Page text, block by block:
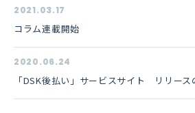
2021.03.17
コラム連載開始
2020.06.24
「DSK後払い」サービスサイト リリース